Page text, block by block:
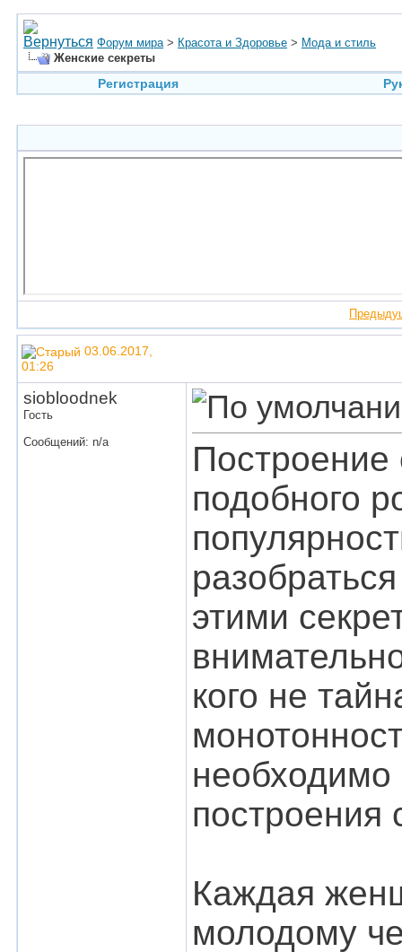
Форум мира > Красота и Здоровье > Мода и стиль
Женские секреты
Регистрация
03.06.2017,
01:26
siobloodnek
Гость
Сообщений: n/a
Построение
подобного
этими
кого не
необходимо
построения
Каждая
молодому